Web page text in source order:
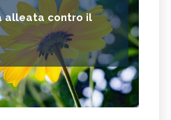
alleata contro il